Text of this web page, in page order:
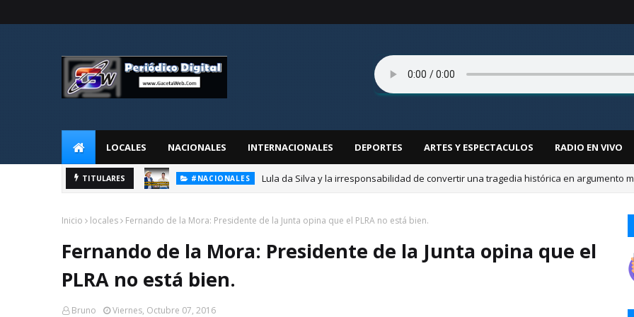
LOCALES NACIONALES INTERNACIONALES DEPORTES ARTES Y ESPECTACULOS RADIO EN VIVO
TITULARES #NACIONALES Fernando de la Mora: Joven de 18 años fallece tras ser atropellada por un colectivo.
Inicio locales Fernando de la Mora: Presidente de la Junta opina que el PLRA no está bien.
Fernando de la Mora: Presidente de la Junta opina que el
PLRA no está bien.
Bruno Viernes, Octubre 07, 2016